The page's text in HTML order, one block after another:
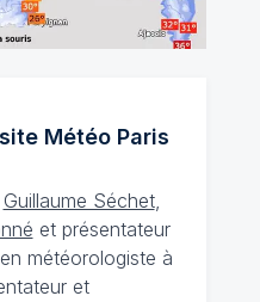
MétéoParis
Guillaume Séchet,
et présentateur
météorologiste à
et